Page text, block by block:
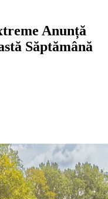
Anunță
Săptămână